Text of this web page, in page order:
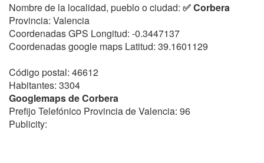
Nombre de la localidad, pueblo o ciudad: ✅ Corbera
Provincia: Valencia
Coordenadas GPS Longitud: -0.3447137
Coordenadas google maps Latitud: 39.1601129
Código postal: 46612
Habitantes: 3304
Googlemaps de Corbera
Prefijo Telefónico Provincia de Valencia: 96
Publicity: